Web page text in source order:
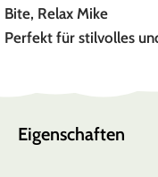
Bite, Relax Mike
Perfekt für stilvolles
Eigenschaften